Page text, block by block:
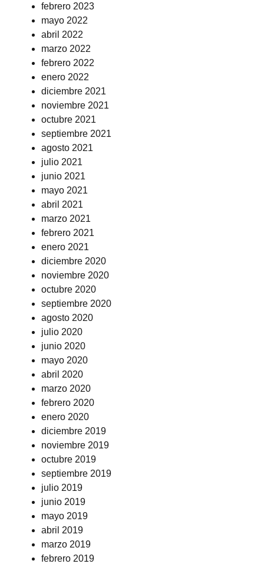
febrero 2023
mayo 2022
abril 2022
marzo 2022
febrero 2022
enero 2022
diciembre 2021
noviembre 2021
octubre 2021
septiembre 2021
agosto 2021
julio 2021
junio 2021
mayo 2021
abril 2021
marzo 2021
febrero 2021
enero 2021
diciembre 2020
noviembre 2020
octubre 2020
septiembre 2020
agosto 2020
julio 2020
junio 2020
mayo 2020
abril 2020
marzo 2020
febrero 2020
enero 2020
diciembre 2019
noviembre 2019
octubre 2019
septiembre 2019
julio 2019
junio 2019
mayo 2019
abril 2019
marzo 2019
febrero 2019